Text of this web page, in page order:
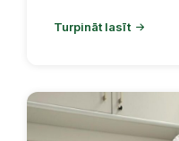
Turpināt lasīt